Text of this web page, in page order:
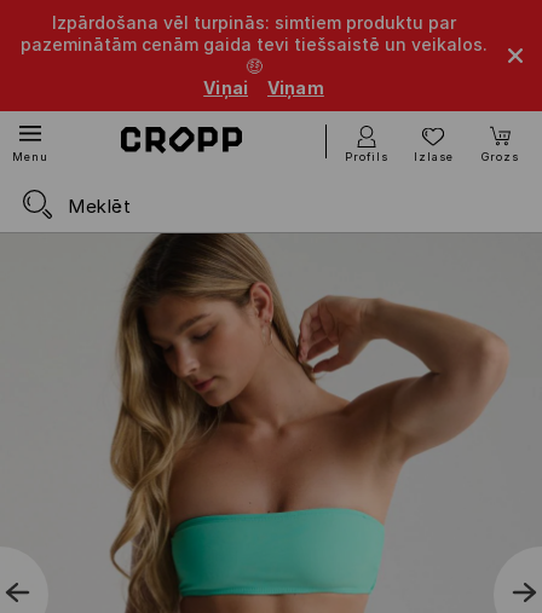
Izpārdošana vēl turpinās: simtiem produktu par
pazeminātām cenām gaida tevi tiešsaistē un veikalos.
🤑
Viņai
Viņam
Menu Profils Izlase Grozs